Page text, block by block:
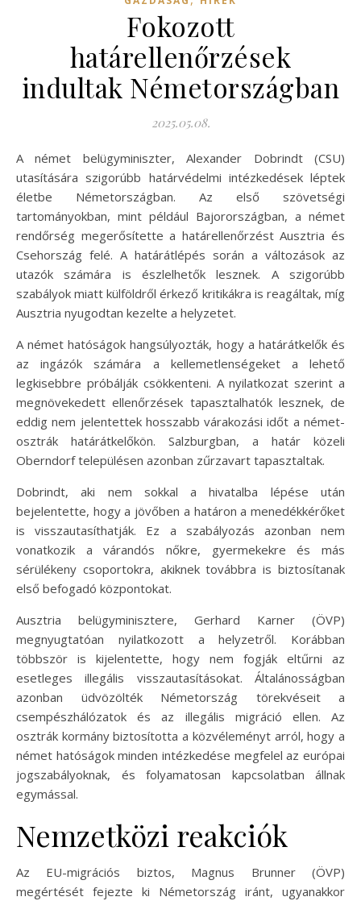
Fokozott
határellenőrzések
indultak Németországban
2025.05.08.
A német belügyminiszter, Alexander Dobrindt (CSU)
utasítására szigorúbb határvédelmi intézkedések léptek
életbe Németországban. Az első szövetségi
tartományokban, mint például Bajorországban, a német
rendőrség megerősítette a határellenőrzést Ausztria és
Csehország felé. A határátlépés során a változások az
utazók számára is észlelhetők lesznek. A szigorúbb
szabályok miatt külföldről érkező kritikákra is reagáltak, míg
Ausztria nyugodtan kezelte a helyzetet.
A német hatóságok hangsúlyozták, hogy a határátkelők és
az ingázók számára a kellemetlenségeket a lehető
legkisebbre próbálják csökkenteni. A nyilatkozat szerint a
megnövekedett ellenőrzések tapasztalhatók lesznek, de
eddig nem jelentettek hosszabb várakozási időt a német-
osztrák határátkelőkön. Salzburgban, a határ közeli
Oberndorf településen azonban zűrzavart tapasztaltak.
Dobrindt, aki nem sokkal a hivatalba lépése után
bejelentette, hogy a jövőben a határon a menedékkérőket
is visszautasíthatják. Ez a szabályozás azonban nem
vonatkozik a várandós nőkre, gyermekekre és más
sérülékeny csoportokra, akiknek továbbra is biztosítanak
első befogadó központokat.
Ausztria belügyminisztere, Gerhard Karner (ÖVP)
megnyugtatóan nyilatkozott a helyzetről. Korábban
többször is kijelentette, hogy nem fogják eltűrni az
esetleges illegális visszautasításokat. Általánosságban
azonban üdvözölték Németország törekvéseit a
csempészhálózatok és az illegális migráció ellen. Az
osztrák kormány biztosította a közvéleményt arról, hogy a
német hatóságok minden intézkedése megfelel az európai
jogszabályoknak, és folyamatosan kapcsolatban állnak
egymással.
Nemzetközi reakciók
Az EU-migrációs biztos, Magnus Brunner (ÖVP)
megértését fejezte ki Németország iránt, ugyanakkor